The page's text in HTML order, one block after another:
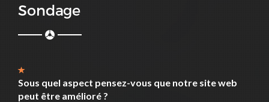
Sondage
Sous quel aspect pensez-vous que notre site web
peut être amélioré ?